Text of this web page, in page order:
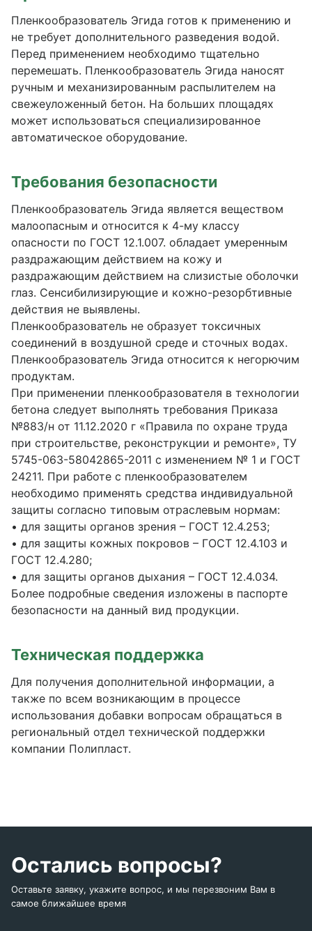
Пленкообразователь Эгида готов к применению и
не требует дополнительного разведения водой.
Перед применением необходимо тщательно
перемешать. Пленкообразователь Эгида наносят
ручным и механизированным распылителем на
свежеуложенный бетон. На больших площадях
может использоваться специализированное
автоматическое оборудование.
Требования безопасности
Пленкообразователь Эгида является веществом
малоопасным и относится к 4-му классу
опасности по ГОСТ 12.1.007. обладает умеренным
раздражающим действием на кожу и
раздражающим действием на слизистые оболочки
глаз. Сенсибилизирующие и кожно-резорбтивные
действия не выявлены.
Пленкообразователь не образует токсичных
соединений в воздушной среде и сточных водах.
Пленкообразователь Эгида относится к негорючим
продуктам.
При применении пленкообразователя в технологии
бетона следует выполнять требования Приказа
№883/н от 11.12.2020 г «Правила по охране труда
при строительстве, реконструкции и ремонте», ТУ
5745-063-58042865-2011 с изменением № 1 и ГОСТ
24211. При работе с пленкообразователем
необходимо применять средства индивидуальной
защиты согласно типовым отраслевым нормам:
• для защиты органов зрения – ГОСТ 12.4.253;
• для защиты кожных покровов – ГОСТ 12.4.103 и
ГОСТ 12.4.280;
• для защиты органов дыхания – ГОСТ 12.4.034.
Более подробные сведения изложены в паспорте
безопасности на данный вид продукции.
Техническая поддержка
Для получения дополнительной информации, а
также по всем возникающим в процессе
использования добавки вопросам обращаться в
региональный отдел технической поддержки
компании Полипласт.
Остались вопросы?
Оставьте заявку, укажите вопрос, и мы перезвоним Вам в
самое ближайшее время